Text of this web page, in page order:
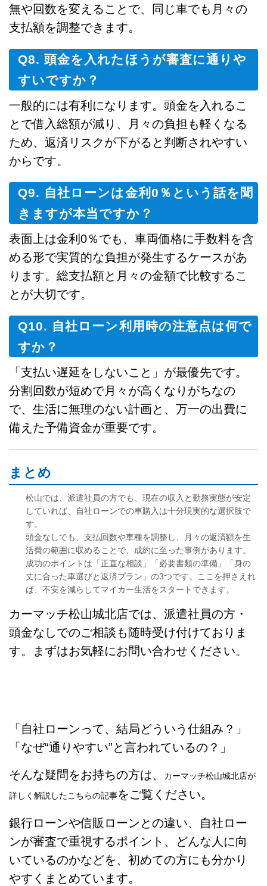
無や回数を変えることで、同じ車でも月々の
支払額を調整できます。
Q8. 頭金を入れたほうが審査に通りや
すいですか？
一般的には有利になります。頭金を入れるこ
とで借入総額が減り、月々の負担も軽くなる
ため、返済リスクが下がると判断されやすい
からです。
Q9. 自社ローンは金利0％という話を聞
きますが本当ですか？
表面上は金利0％でも、車両価格に手数料を含
める形で実質的な負担が発生するケースがあ
ります。総支払額と月々の金額で比較するこ
とが大切です。
Q10. 自社ローン利用時の注意点は何で
すか？
「支払い遅延をしないこと」が最優先です。
分割回数が短めで月々が高くなりがちなの
で、生活に無理のない計画と、万一の出費に
備えた予備資金が重要です。
まとめ
松山では、派遣社員の方でも、現在の収入と勤務実態が安定
していれば、自社ローンでの車購入は十分現実的な選択肢で
す。
頭金なしでも、支払回数や車種を調整し、月々の返済額を生
活費の範囲に収めることで、成約に至った事例があります。
成功のポイントは「正直な相談」「必要書類の準備」「身の
丈に合った車選びと返済プラン」の3つです。ここを押さえれ
ば、不安を減らしてマイカー生活をスタートできます。
カーマッチ松山城北店では、派遣社員の方・
頭金なしでのご相談も随時受け付けておりま
す。まずはお気軽にお問い合わせください。
「自社ローンって、結局どういう仕組み？」
「なぜ“通りやすい”と言われているの？」
そんな疑問をお持ちの方は、 カーマッチ松山城北店が
詳しく解説したこちらの記事をご覧ください。
銀行ローンや信販ローンとの違い、自社ロー
ンが審査で重視するポイント、どんな人に向
いているのかなどを、初めての方にも分かり
やすくまとめています。